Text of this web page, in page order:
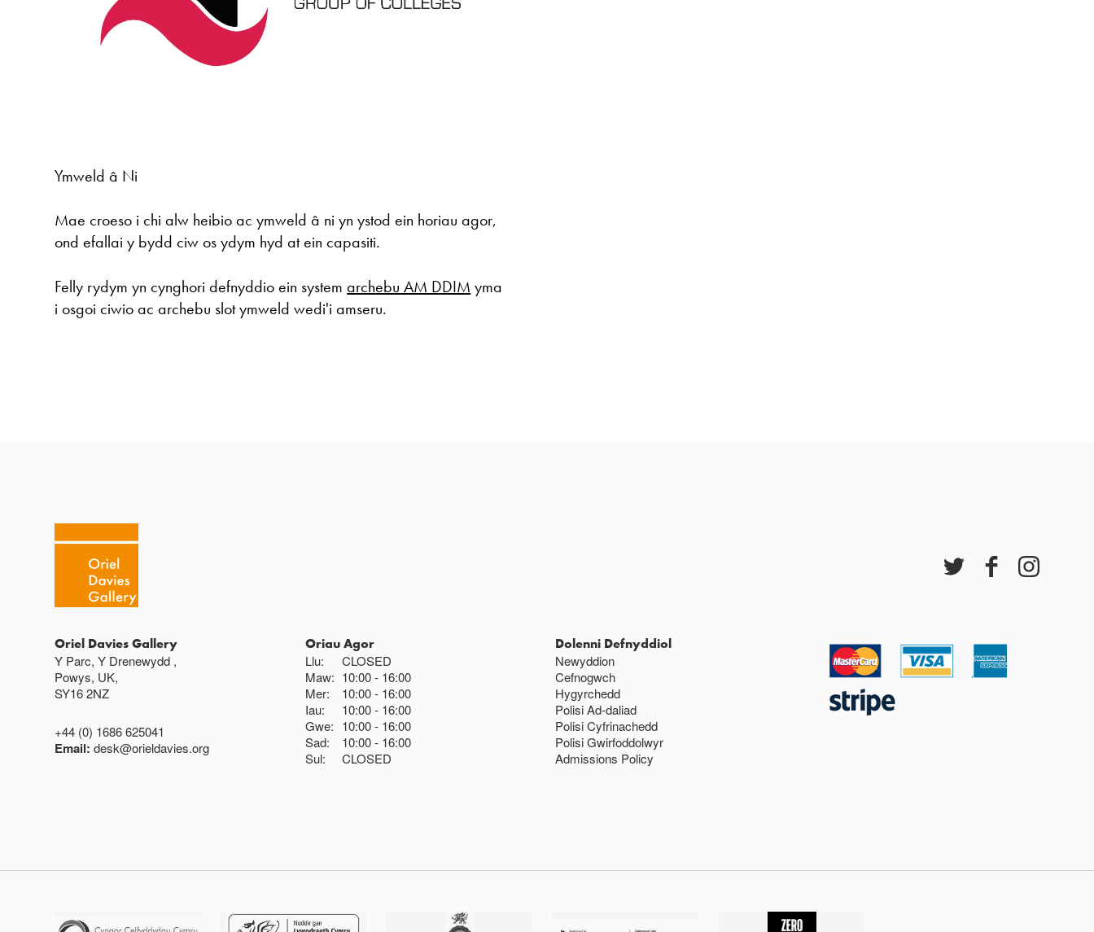
Ymweld â Ni
Mae croeso i chi alw heibio ac ymweld â ni yn ystod ein horiau agor,
ond efallai y bydd ciw os ydym hyd at ein capasiti.
Felly rydym yn cynghori defnyddio ein systemarchebu AM DDIM yma
i osgoi ciwio ac archebu slot ymweld wedi'i amseru.
Oriel Davies Gallery
Y Parc, Y Drenewydd ,
Powys, UK,
SY16 2NZ
+44 (0) 1686 625041
Email:desk@orieldavies.org
Oriau Agor
Llu:
CLOSED
Maw: 10:00
16:00
Mer:
10:00
16:00
Iau:
10:00
16:00
Gwe: 10:00
16:00
Sad:
10:00
16:00
Sul:
CLOSED
Dolenni Defnyddiol
Newyddion
Cefnogwch
Hygyrchedd
Polisi Ad-daliad
Polisi Cyfrinachedd
Polisi Gwirfoddolwyr
Admissions Policy